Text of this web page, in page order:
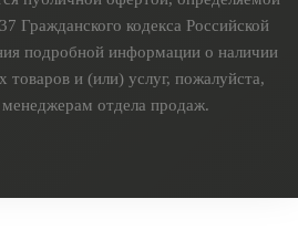
Гражданского кодекса Российской
подробной информации о наличии
товаров и (или) услуг, пожалуйста,
отдела продаж.